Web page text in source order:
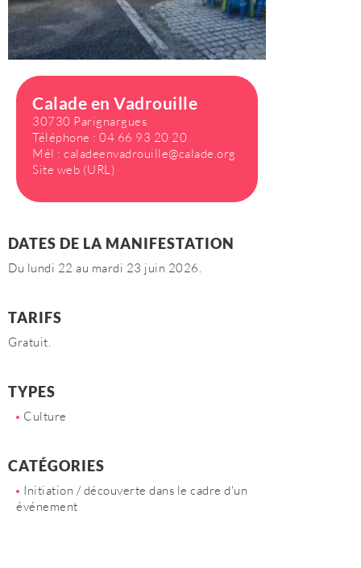
Calade en Vadrouille
30730 Parignargues
Téléphone : 04 66 93 20 20
Mél : caladeenvadrouille@calade.org
Site web (URL)
DATES DE LA MANIFESTATION
Du lundi 22 au mardi 23 juin 2026.
TARIFS
Gratuit.
TYPES
Culture
CATÉGORIES
Initiation / découverte dans le cadre d'un
événement